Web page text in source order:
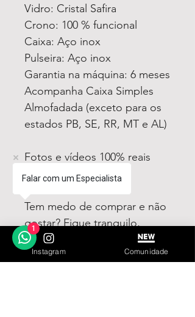
Vidro: Cristal Safira
Crono: 100 % funcional
Caixa: Aço inox
Pulseira: Aço inox
Garantia na máquina: 6 meses
Acompanha Caixa Simples
Almofadada (exceto para os
estados PB, SE, RR, MT e AL)
Fotos e vídeos 100% reais
dos modelos a venda
Tem medo de comprar e não
gostar? Fique tranquilo,
garantimos a sua satisfação
ou devolvemos o seu
Instagram Comunidade
Falar com um Especialista
1